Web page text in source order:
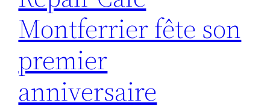
Montferrier fête son
premier
anniversaire